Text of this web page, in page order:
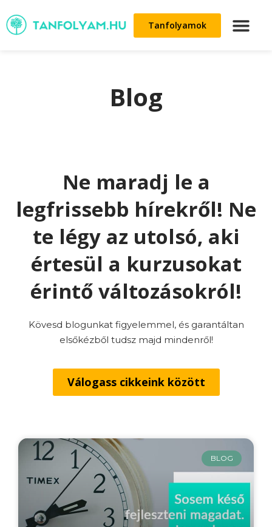
Tanfolyamok
Blog
Ne maradj le a
legfrissebb hírekről! Ne
te légy az utolsó, aki
értesül a kurzusokat
érintő változásokról!
Kövesd blogunkat figyelemmel, és garantáltan
elsőkézből tudsz majd mindenről!
Válogass cikkeink között
BLOG